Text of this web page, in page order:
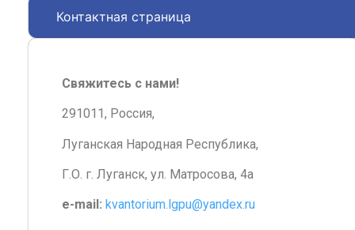
Контактная страница
Свяжитесь с нами!
291011, Россия,
Луганская Народная Республика,
Г.О. г. Луганск, ул. Матросова, 4а
e-mail: kvantorium.lgpu@yandex.ru